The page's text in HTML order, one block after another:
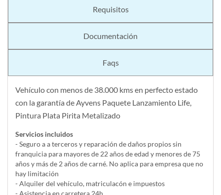
Requisitos
Documentación
Faqs
Vehículo con menos de 38.000 kms en perfecto estado
con la garantía de Ayvens Paquete Lanzamiento Life,
Pintura Plata Pirita Metalizado
Servicios incluidos
- Seguro a a terceros y reparación de daños propios sin
franquicia para mayores de 22 años de edad y menores de 75
años y más de 2 años de carné. No aplica para empresa que no
hay limitación
- Alquiler del vehí­culo, matriculacón e impuestos